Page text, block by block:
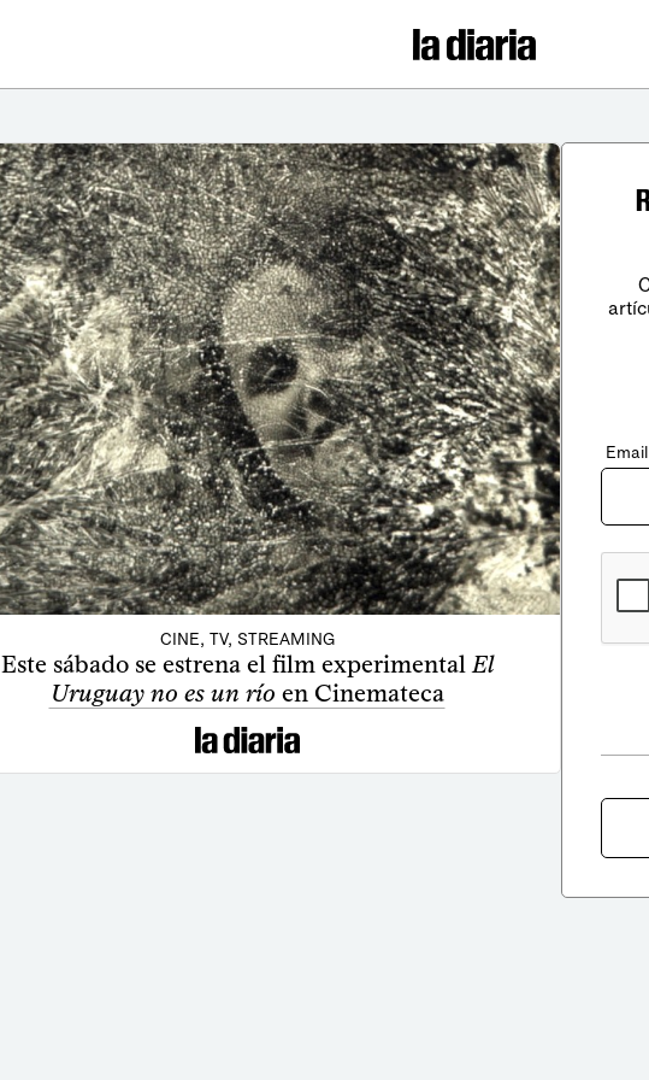
CINE, TV, STREAMING
Este sábado se estrena el film experimentalEl
Uruguay no es un río en Cinemateca
Email